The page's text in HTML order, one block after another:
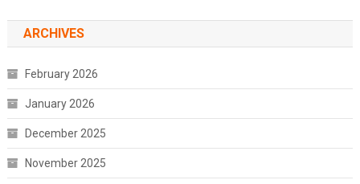
ARCHIVES
February 2026
January 2026
December 2025
November 2025